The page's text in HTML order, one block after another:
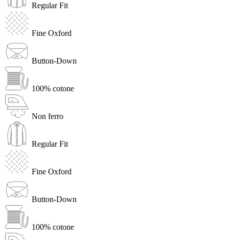
Regular Fit
Fine Oxford
Button-Down
100% cotone
Non ferro
Regular Fit
Fine Oxford
Button-Down
100% cotone